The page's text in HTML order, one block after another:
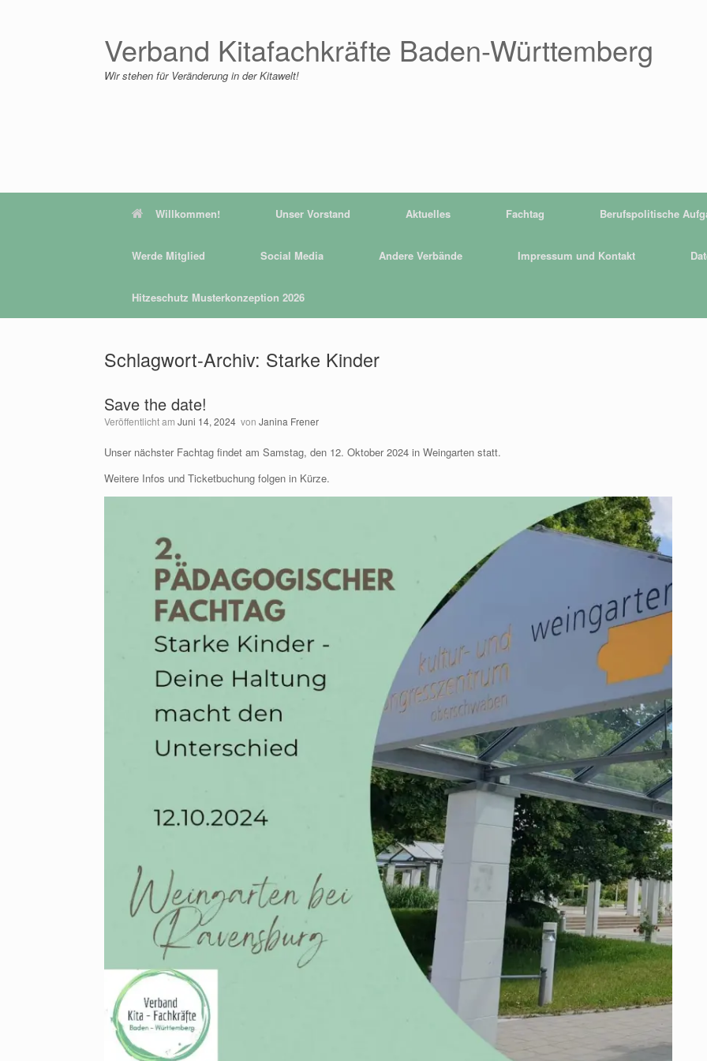
Verband Kitafachkräfte Baden-Württemberg
Wir stehen für Veränderung in der Kitawelt!
Willkommen! Unser Vorstand Aktuelles Fachtag Berufspolitische
Werde Mitglied Social Media Andere Verbände Impressum und Kontakt
Hitzeschutz Musterkonzeption 2026
Schlagwort-Archiv: Starke Kinder
Save the date!
Veröffentlicht am Juni 14, 2024 von Janina Frener
Unser nächster Fachtag findet am Samstag, den 12. Oktober 2024 in Weingarten statt.
Weitere Infos und Ticketbuchung folgen in Kürze.